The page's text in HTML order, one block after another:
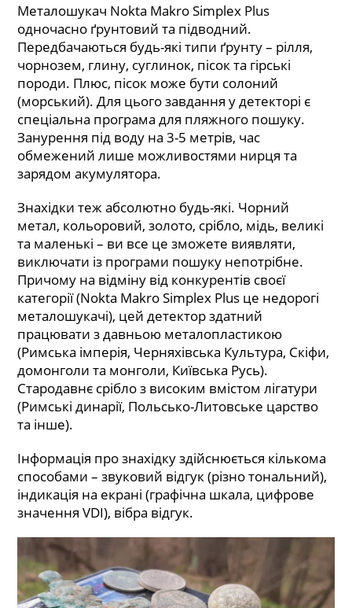
Металошукач Nokta Makro Simplex Plus
одночасно ґрунтовий та підводний.
Передбачаються будь-які типи ґрунту – рілля,
чорнозем, глину, суглинок, пісок та гірські
породи. Плюс, пісок може бути солоний
(морський). Для цього завдання у детекторі є
спеціальна програма для пляжного пошуку.
Занурення під воду на 3-5 метрів, час
обмежений лише можливостями нирця та
зарядом акумулятора.
Знахідки теж абсолютно будь-які. Чорний
метал, кольоровий, золото, срібло, мідь, великі
та маленькі – ви все це зможете виявляти,
виключати із програми пошуку непотрібне.
Причому на відміну від конкурентів своєї
категорії (Nokta Makro Simplex Plus це недорогі
металошукачі), цей детектор здатний
працювати з давньою металопластикою
(Римська імперія, Черняхівська Культура, Скіфи,
домонголи та монголи, Київська Русь).
Стародавнє срібло з високим вмістом лігатури
(Римські динарії, Польсько-Литовське царство
та інше).
Інформація про знахідку здійснюється кількома
способами – звуковий відгук (різно тональний),
індикація на екрані (графічна шкала, цифрове
значення VDI), вібра відгук.